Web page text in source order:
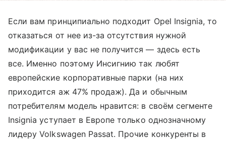
Если вам принципиально подходит Opel Insignia, то
отказаться от нее из-за отсутствия нужной
модификации у вас не получится — здесь есть
все. Именно поэтому Инсигнию так любят
европейские корпоративные парки (на них
приходится аж 47% продаж). Да и обычным
потребителям модель нравится: в своём сегменте
Insignia уступает в Европе только однозначному
лидеру Volkswagen Passat. Прочие конкуренты в